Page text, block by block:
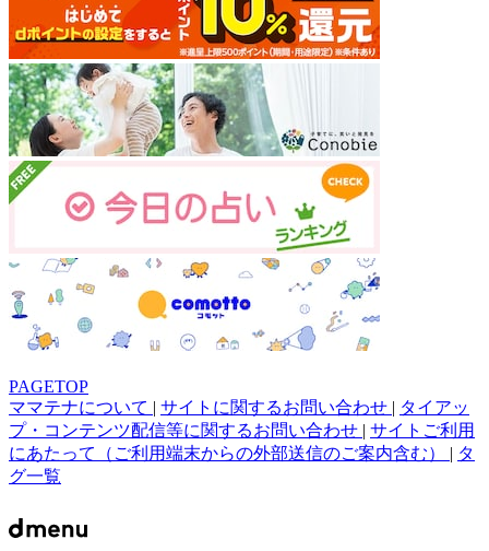
PAGETOP
ママテナについて | サイトに関するお問い合わせ | タイアッ
プ・コンテンツ配信等に関するお問い合わせ | サイトご利用
にあたって（ご利用端末からの外部送信のご案内含む） | タ
グ一覧